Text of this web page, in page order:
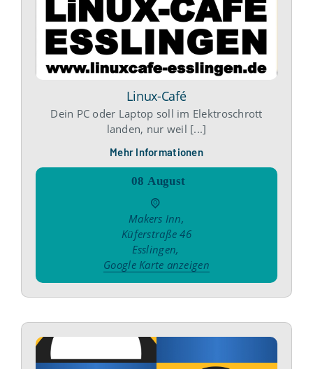
Linux-Café
Dein PC oder Laptop soll im Elektroschrott
landen, nur weil [...]
Mehr Informationen
08 August
Makers Inn,
Küferstraße 46
Esslingen,
Google Karte anzeigen